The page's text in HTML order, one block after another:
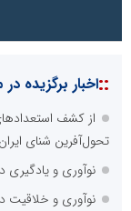
::اخبار برگزیده
از کشف
تحول‌آفرین شنای
نوآوری و
نوآوری و خلاقیت